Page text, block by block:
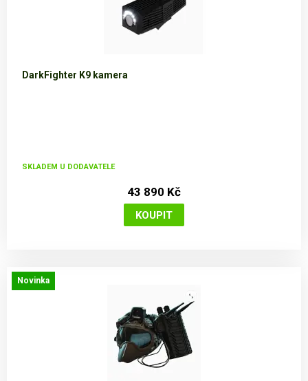
DarkFighter K9 kamera
SKLADEM U DODAVATELE
43 890 Kč
Novinka